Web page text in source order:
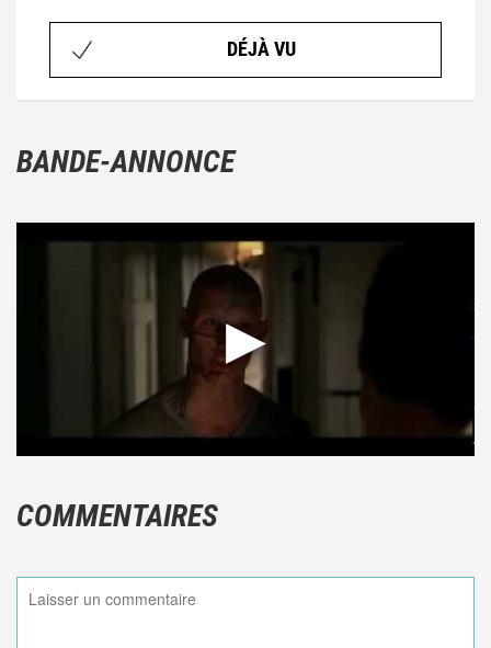
DÉJÀ VU
BANDE-ANNONCE
COMMENTAIRES